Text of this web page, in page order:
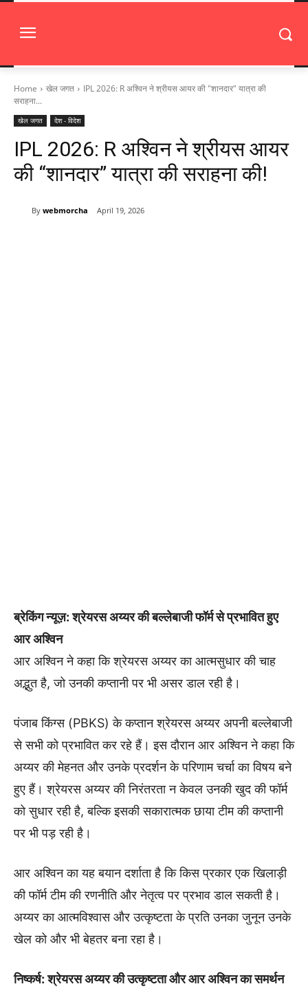
Home खेल जगत
IPL 2026: R अश्विन ने श्रीयस आयर की "शानदार" यात्रा की
सराहना...
खेल जगत देश - विदेश
IPL 2026: R अश्विन ने श्रीयस आयर
की “शानदार” यात्रा की सराहना की!
By webmorcha April 19, 2026
ब्रेकिंग न्यूज़: श्रेयरस अय्यर की बल्लेबाजी फॉर्म से प्रभावित हुए
आर अश्विन
आर अश्विन ने कहा कि श्रेयरस अय्यर का आत्मसुधार की चाह
अद्भुत है, जो उनकी कप्तानी पर भी असर डाल रही है।
पंजाब किंग्स (PBKS) के कप्तान श्रेयरस अय्यर अपनी बल्लेबाजी
से सभी को प्रभावित कर रहे हैं। इस दौरान आर अश्विन ने कहा कि
अय्यर की मेहनत और उनके प्रदर्शन के परिणाम चर्चा का विषय बने
हुए हैं। श्रेयरस अय्यर की निरंतरता न केवल उनकी खुद की फॉर्म
को सुधार रही है, बल्कि इसकी सकारात्मक छाया टीम की कप्तानी
पर भी पड़ रही है।
आर अश्विन का यह बयान दर्शाता है कि किस प्रकार एक खिलाड़ी
की फॉर्म टीम की रणनीति और नेतृत्व पर प्रभाव डाल सकती है।
अय्यर का आत्मविश्वास और उत्कृष्टता के प्रति उनका जुनून उनके
खेल को और भी बेहतर बना रहा है।
निष्कर्ष: श्रेयरस अय्यर की उत्कृष्टता और आर अश्विन का समर्थन